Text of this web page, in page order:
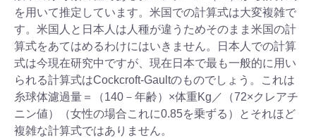
を用いて推定しています。米国での計算式は大変複雑で
す。米国人と日本人は人種が違うためそのまま米国の計
算式をあてはめるわけにはいきません。日本人での計算
式は今現在研究中ですが、現在日本で最も一般的に用い
られる計算式はCockcroft-Gaultのものでしょう。これは
糸球体濾過量＝（140－年齢）×体重Kg／（72×クレアチ
ニン値）（女性の場合これに0.85を乗ずる）とそれほど
複雑な計算式ではありません。